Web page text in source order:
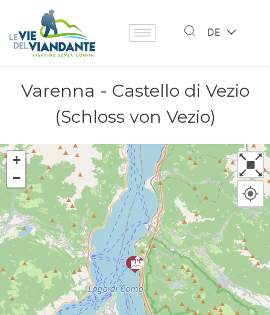
DE
Varenna - Castello di Vezio
(Schloss von Vezio)
+
−